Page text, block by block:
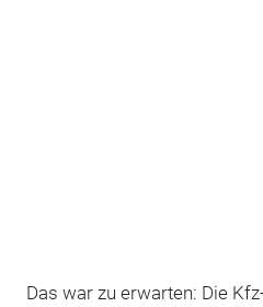
Das war zu erwarten: Die